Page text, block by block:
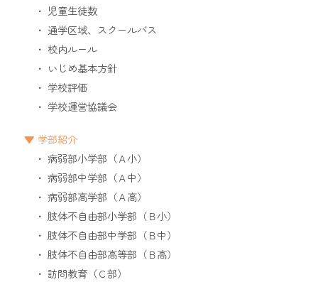
児童生徒数
通学区域、スクールバス
校内ルール
いじめ基本方針
学校評価
学校運営協議会
学部紹介
病弱部小学部（Ａ小）
病弱部中学部（Ａ中）
病弱部高学部（Ａ高）
肢体不自由部小学部（Ｂ小）
肢体不自由部中学部（Ｂ中）
肢体不自由部高等部（Ｂ高）
訪問教育（Ｃ部）